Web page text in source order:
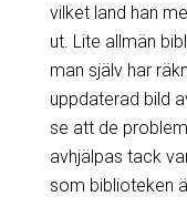
vilket land han
ut. Lite allmän
man själv har
uppdaterad bild
se att de
avhjälpas tack
som biblioteken